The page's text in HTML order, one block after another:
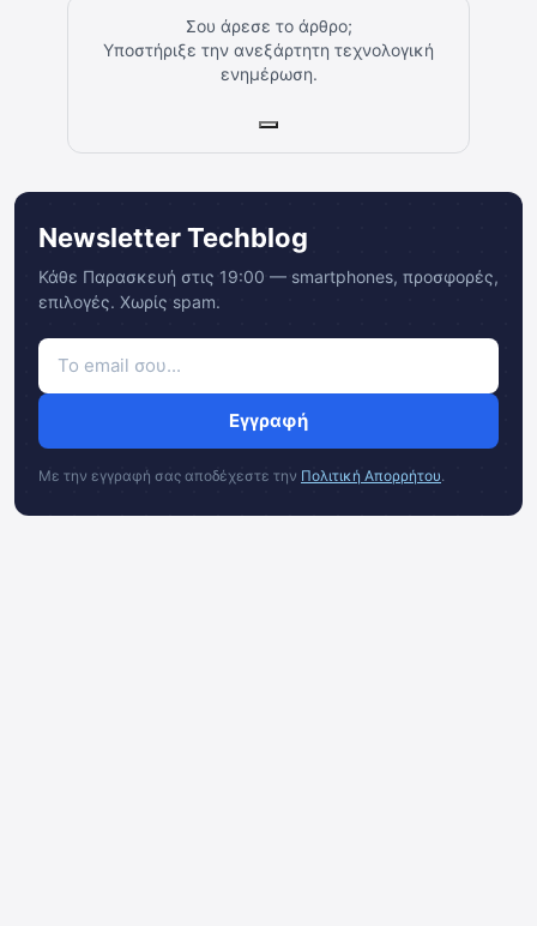
Σου άρεσε το άρθρο;
Υποστήριξε την ανεξάρτητη τεχνολογική
ενημέρωση.
Newsletter Techblog
Κάθε Παρασκευή στις 19:00 — smartphones, προσφορές,
επιλογές. Χωρίς spam.
Εγγραφή
Με την εγγραφή σας αποδέχεστε την Πολιτική Απορρήτου.